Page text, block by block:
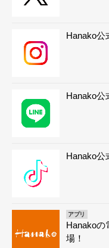
Hanako公
Hanako公
Hanako公
アプリ
Hanakoの
場！